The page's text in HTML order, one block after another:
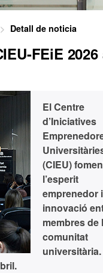
Detall de noticia
FEiE 2026
El Centre
d’Iniciatives
(CIEU)
l’esperit
emprenedor
innovació
membres de
comunitat